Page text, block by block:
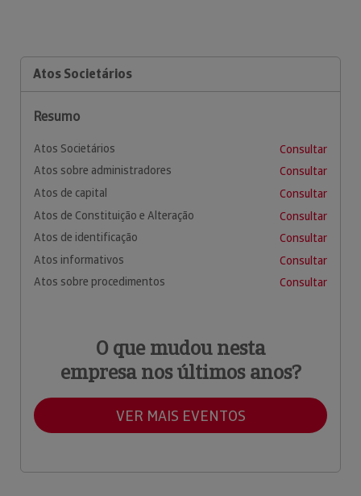
Atos Societários
Resumo
Atos Societários
Consultar
Atos sobre administradores
Consultar
Atos de capital
Consultar
Atos de Constituição e Alteração
Consultar
Atos de identificação
Consultar
Atos informativos
Consultar
Atos sobre procedimentos
Consultar
O que mudou nesta
empresa nos últimos anos?
VER MAIS EVENTOS